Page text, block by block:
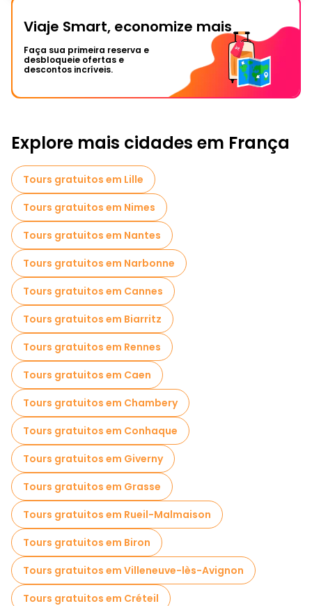
Viaje Smart, economize mais
Faça sua primeira reserva e
desbloqueie ofertas e
descontos incríveis.
Explore mais cidades em França
Tours gratuitos em Lille
Tours gratuitos em Nimes
Tours gratuitos em Nantes
Tours gratuitos em Narbonne
Tours gratuitos em Cannes
Tours gratuitos em Biarritz
Tours gratuitos em Rennes
Tours gratuitos em Caen
Tours gratuitos em Chambery
Tours gratuitos em Conhaque
Tours gratuitos em Giverny
Tours gratuitos em Grasse
Tours gratuitos em Rueil-Malmaison
Tours gratuitos em Biron
Tours gratuitos em Villeneuve-lès-Avignon
Tours gratuitos em Créteil